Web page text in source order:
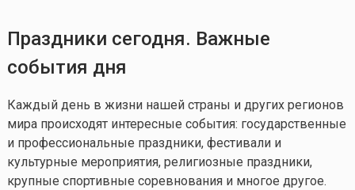
Праздники сегодня. Важные
события дня
Каждый день в жизни нашей страны и других регионов
мира происходят интересные события: государственные
и профессиональные праздники, фестивали и
культурные мероприятия, религиозные праздники,
крупные спортивные соревнования и многое другое.